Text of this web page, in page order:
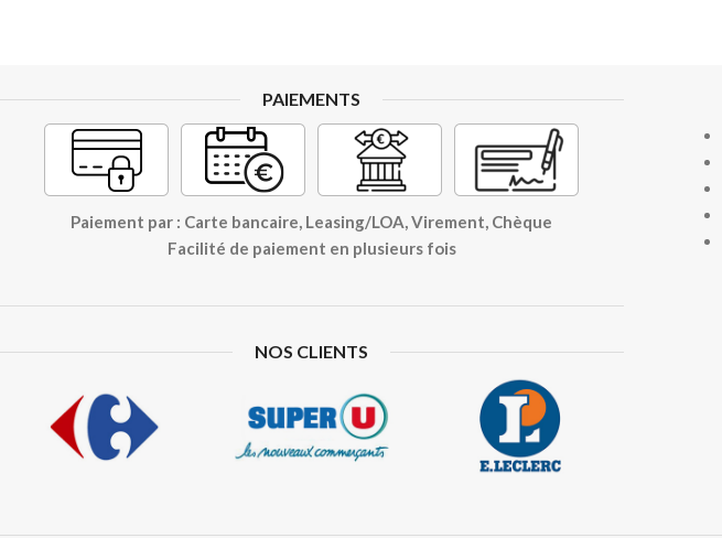
PAIEMENTS
Paiement par : Carte bancaire, Leasing/LOA, Virement, Chèque
Facilité de paiement en plusieurs fois
NOS CLIENTS